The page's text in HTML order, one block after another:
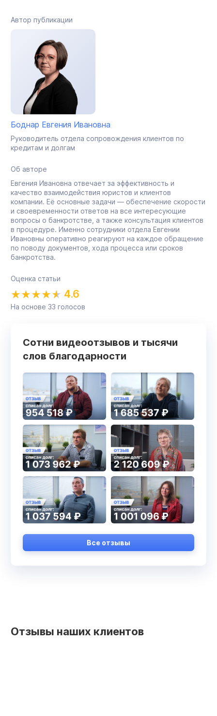
Автор публикации
Боднар Евгения Ивановна
Руководитель отдела сопровождения клиентов по
кредитам и долгам
Об авторе
Евгения Ивановна отвечает за эффективность и
качество взаимодействия юристов и клиентов
компании. Её основные задачи — обеспечение скорости
и своевременности ответов на все интересующие
вопросы о банкротстве, а также консультация клиентов
в процедуре. Именно сотрудники отдела Евгении
Ивановны оперативно реагируют на каждое обращение
по поводу документов, хода процесса или сроков
банкротства.
Оценка статьи
4.6
На основе 33 голосов
Сотни видеоотзывов и тысячи
слов благодарности
Все отзывы
Отзывы наших клиентов